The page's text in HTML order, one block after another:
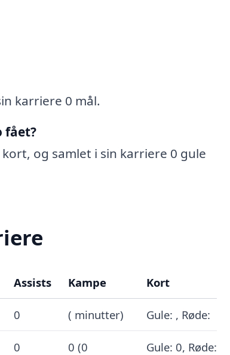
karriere 0 mål.
fået?
og samlet i sin karriere 0 gule
Assists Kampe Kort
0 ( minutter) Gule: , Røde:
0
0 (0
Gule: 0, Røde: